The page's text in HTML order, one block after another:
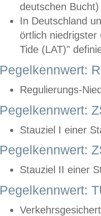
deutschen
In Deutschland
örtlich
Tide (LAT)"
Pegelkennwert:
Regulierungs-
Pegelkennwert:
Stauziel I einer
Pegelkennwert:
Stauziel II einer
Pegelkennwert: